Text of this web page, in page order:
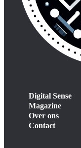
Digital Sense
Magazine
Over ons
Contact